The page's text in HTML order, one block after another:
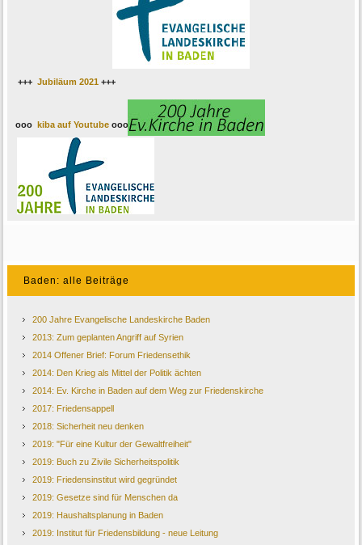
+++Jubiläum 2021 +++
ooo kiba auf Youtube ooo
Baden: alle Beiträge
200 Jahre Evangelische Landeskirche Baden
2013: Zum geplanten Angriff auf Syrien
2014 Offener Brief: Forum Friedensethik
2014: Den Krieg als Mittel der Politik ächten
2014: Ev. Kirche in Baden auf dem Weg zur Friedenskirche
2017: Friedensappell
2018: Sicherheit neu denken
2019: "Für eine Kultur der Gewaltfreiheit"
2019: Buch zu Zivile Sicherheitspolitik
2019: Friedensinstitut wird gegründet
2019: Gesetze sind für Menschen da
2019: Haushaltsplanung in Baden
2019: Institut für Friedensbildung - neue Leitung